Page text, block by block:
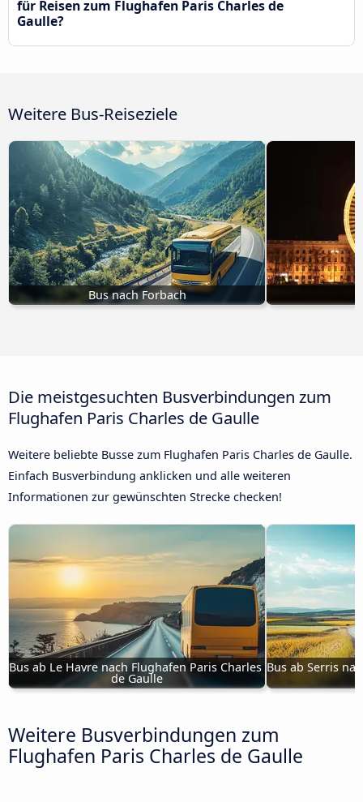
für Reisen zum Flughafen Paris Charles de
Gaulle?
Weitere Bus-Reiseziele
Bus nach Forbach
Die meistgesuchten Busverbindungen zum
Flughafen Paris Charles de Gaulle
Weitere beliebte Busse zum Flughafen Paris Charles de Gaulle.
Einfach Busverbindung anklicken und alle weiteren
Informationen zur gewünschten Strecke checken!
Bus ab Le Havre nach Flughafen Paris Charles
de Gaulle
Bus ab Serris
Weitere Busverbindungen zum
Flughafen Paris Charles de Gaulle